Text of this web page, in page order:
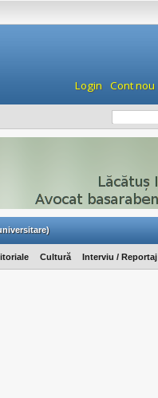
Login Cont nou
Cultură Interviu / Reportaj